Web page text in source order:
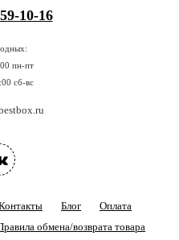
10-16
пн-пт
сб-вс
Блог
Оплата
обмена/возврата товара